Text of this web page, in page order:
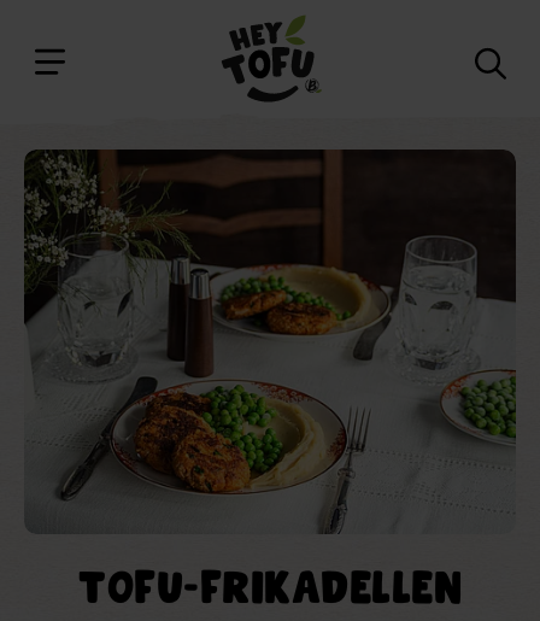
TOFU-FRIKADELLEN